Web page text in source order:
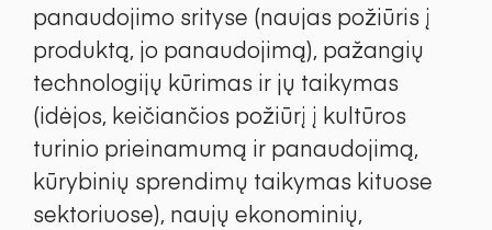
panaudojimo srityse (naujas požiūris į
produktą, jo panaudojimą), pažangių
technologijų kūrimas ir jų taikymas
(idėjos, keičiančios požiūrį į kultūros
turinio prieinamumą ir panaudojimą,
kūrybinių sprendimų taikymas kituose
sektoriuose), naujų ekonominių,